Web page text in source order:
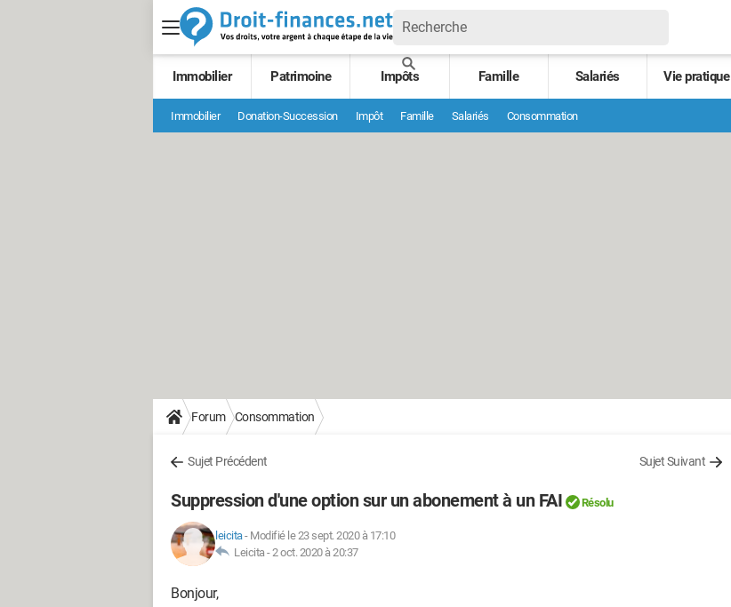
Immobilier Patrimoine Impôts Famille Salariés Vie pratique
Immobilier Donation-Succession Impôt Famille Salariés Consommation
Forum Consommation
Sujet Précédent Sujet Suivant
Suppression d'une option sur un abonement à un FAI Résolu
leicita- Modifié le 23 sept. 2020 à 17:10
Leicita -2 oct. 2020 à 20:37
Bonjour,